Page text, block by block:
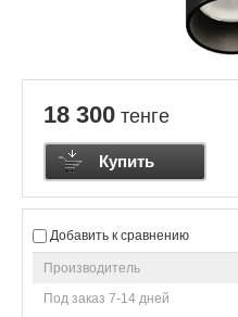
18 300 тенге
Купить
Добавить к сравнению
Производитель
Под заказ 7-14 дней